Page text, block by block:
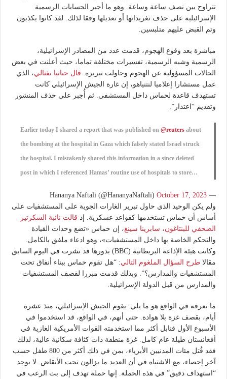
تتراوح بين نصف ساعة وساعة. وهو ما أجبر الحسابات الرسمية
الإسرائيلية على حذف تغريداتها أو تعديلها وفقا لذلك. لقد كانوا يكذبون
وتم القبض عليهم متلبسين.
مباشرة بعد وقوع الهجوم، قدمت عدد من المصادر الإسرائيلية،
الرسمية وشبه الرسمية، تفسيرات مختلفة تماما، حيث أعلنت في بعض
الحالات المسؤولية عن الهجوم وحاولت تبريره. قال حنانيا نفتالي، الذي
عمل مستشارا إعلاميا لنتنياهو، إن غارة الجيش الإسرائيلي كانت
تستهدف قاعدة لحماس داخل المستشفى. ثم أُجبر على حذف المنشور
وتقديم “اعتذار”.
Earlier today I shared a report that was published on@reuters about
the bombing at the hospital in Gaza which falsely stated Israel struck
the hospital. I mistakenly shared this information in a since deleted
post in which I referenced Hamas’ routine use of hospitals to store…
— Hananya Naftali (@HananyaNaftali)
October 17, 2023
ولم يكن الوحيد الذي حاول تبرير الغارات الجوية على المستشفيات على
أساس أن حماس تستخدمها كقواعد عسكرية. إذ قالت نائبة السكرتير
الصحفي للبنتاغون، سابرينا سينغ، إن حماس «تضع وحدات القيادة
والتحكم الخاصة بها داخل المستشفيات»، وهو ادعاء ملفق بالكامل.
وكانت هيئة الإذاعة البريطانية (BBC) بدورها قد نشرت في اليوم السابق
مقالا طرح السؤال الملغوم التالي: “هل تقوم حماس ببناء أنفاق تحت
المستشفيات والمدارس؟”. وبذلك قدمت مبررا لقصف المستشفيات
والمدارس من قبل الدولة الإسرائيلية.
ما نعرفه في الواقع هو ما يلي: يقوم الجيش الإسرائيلي، منذ عشرة
أيام، بقصف غزة بلا هوادة. حتى أنهم، في الواقع، قد استخدموا في
الأسبوع الأول قنابل أكثر مما استخدمته القوات الأمريكية الغازية في
أفغانستان طيلة عام كامل. غزة منطقة ذات كثافة سكانية عالية، لذلك
فقد قُتل مئات المدنيين الأبرياء، بمن في ذلك أكثر من 800 طفل حسب
آخر إحصاء، مع الاشتباه في أن العديد ما يزالون تحت الأنقاض. لا يوجد
“استهداف دقيق” في هذه الحملة. إنها حملة تهدف إلى بث الرعب في